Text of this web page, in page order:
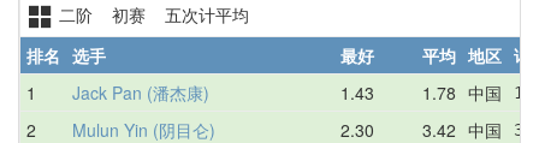
二阶 初赛 五次计平均
排名 选手 最好 平均 地区 详
1
Jack Pan (潘杰康) 1.43 1.78 中国
2 Mulun Yin (阴目仑) 2.30 3.42 中国